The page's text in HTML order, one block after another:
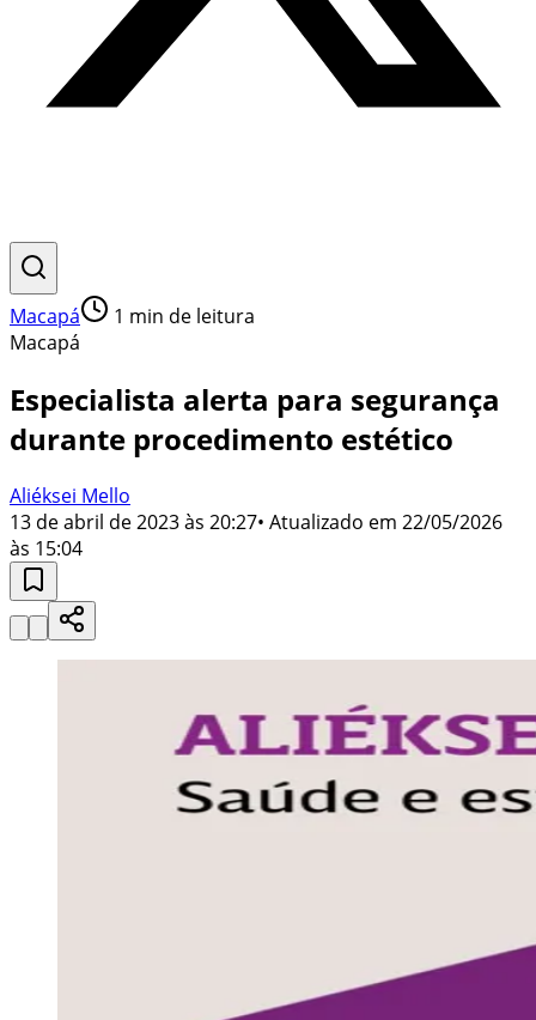
Macapá 1 min de leitura
Macapá
Especialista alerta para segurança
durante procedimento estético
Aliéksei Mello
13 de abril de 2023 às 20:27• Atualizado em 22/05/2026
às 15:04